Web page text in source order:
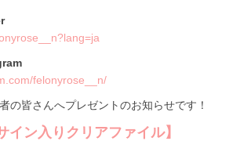
felonyrose__n/
の皆さんへプレゼントのお知らせです！
イン入りクリアファイル】